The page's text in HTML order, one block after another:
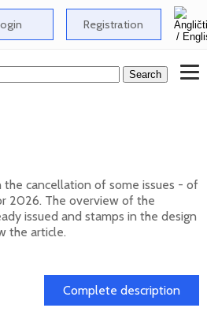
Registration
cancellation of some issues - of
2026. The overview of the
issued and stamps in the design
the article.
Complete description